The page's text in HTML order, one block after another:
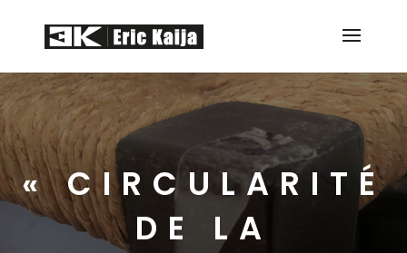
« CIRCULARITÉ
DE LA